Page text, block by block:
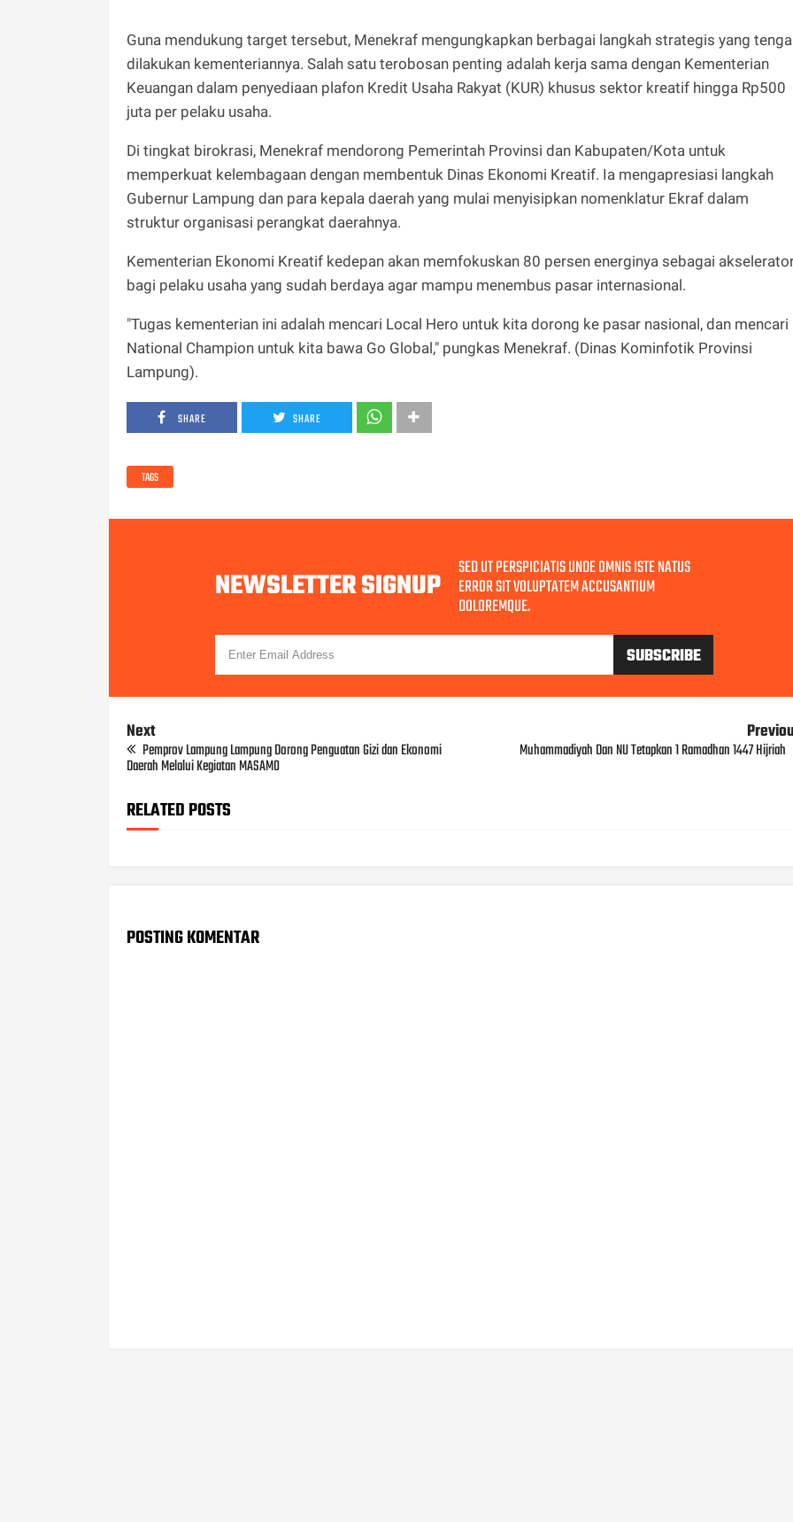
Guna mendukung target tersebut, Menekraf mengungkapkan berbagai langkah strategis yang
dilakukan kementeriannya. Salah satu terobosan penting adalah kerja sama dengan Kementerian
Keuangan dalam penyediaan plafon Kredit Usaha Rakyat (KUR) khusus sektor kreatif hingga Rp500
juta per pelaku usaha.
Di tingkat birokrasi, Menekraf mendorong Pemerintah Provinsi dan Kabupaten/Kota untuk
memperkuat kelembagaan dengan membentuk Dinas Ekonomi Kreatif. Ia mengapresiasi langkah
Gubernur Lampung dan para kepala daerah yang mulai menyisipkan nomenklatur Ekraf dalam
struktur organisasi perangkat daerahnya.
​Kementerian Ekonomi Kreatif kedepan akan memfokuskan 80 persen energinya sebagai
bagi pelaku usaha yang sudah berdaya agar mampu menembus pasar internasional.
"Tugas kementerian ini adalah mencari Local Hero untuk kita dorong ke pasar nasional, dan mencari
National Champion untuk kita bawa Go Global," pungkas Menekraf. (Dinas Kominfotik Provinsi
Lampung).
SHARE SHARE
TAGS
NEWSLETTER SIGNUP SED UT PERSPICIATIS UNDE OMNIS ISTE NATUS
ERROR SIT VOLUPTATEM ACCUSANTIUM
DOLOREMQUE.
Next
Pemprov Lampung Lampung Dorong Penguatan Gizi dan Ekonomi
Daerah Melalui Kegiatan MASAMO
Muhammadiyah Dan NU Tetapkan 1 Ramadhan 1447 Hijriah
RELATED POSTS
POSTING KOMENTAR